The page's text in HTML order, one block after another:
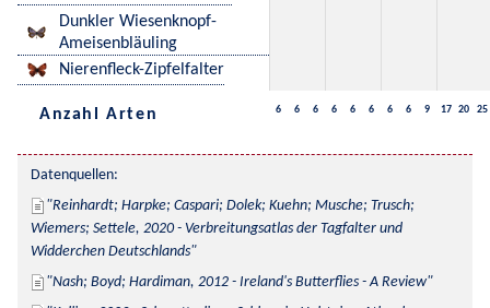
Dunkler Wiesenknopf-
Ameisenbläuling
Nierenfleck-Zipfelfalter
Anzahl Arten 6 6 6 6 6 6 6 6 9 17 20 25
Datenquellen:
Reinhardt; Harpke; Caspari; Dolek; Kuehn; Musche; Trusch;
Wiemers; Settele, 2020 - Verbreitungsatlas der Tagfalter und
Widderchen Deutschlands
Nash; Boyd; Hardiman, 2012 - Ireland's Butterflies - A Review